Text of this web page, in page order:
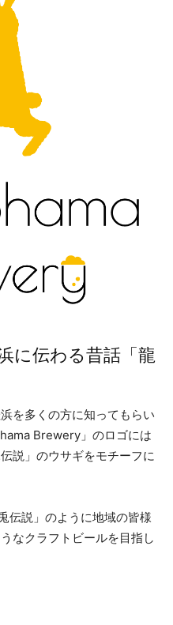
に伝わる昔話「龍
を多くの方に知ってもらい
Brewery」のロゴには
説」のウサギをモチーフに
伝説」のように地域の皆様
なクラフトビールを目指し